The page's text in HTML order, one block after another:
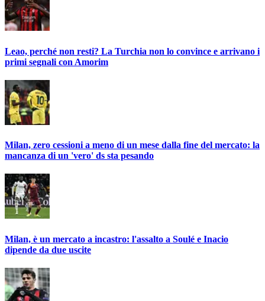
Leao, perché non resti? La Turchia non lo convince e arrivano i
primi segnali con Amorim
Milan, zero cessioni a meno di un mese dalla fine del mercato: la
mancanza di un 'vero' ds sta pesando
Milan, è un mercato a incastro: l'assalto a Soulé e Inacio
dipende da due uscite